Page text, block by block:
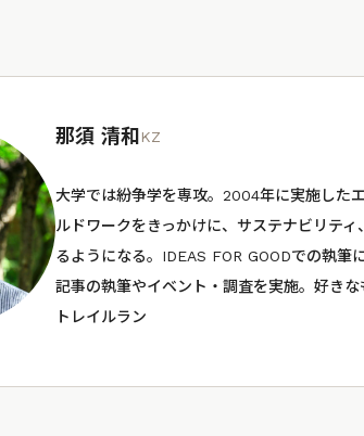
那須 清和 KZ
大学では紛争学を専攻。2004年に実施した
ルドワークをきっかけに、サステナビリテ
るようになる。IDEAS FOR GOODでの執筆
記事の執筆やイベント・調査を実施。好き
トレイルラン